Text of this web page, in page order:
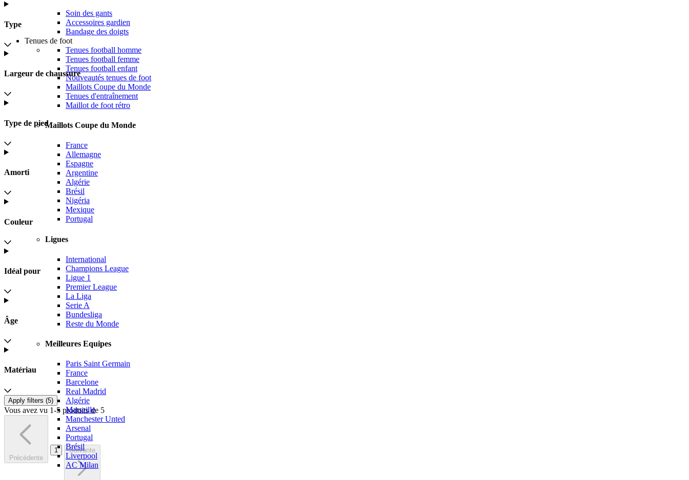
Soin des gants
Accessoires gardien
Bandage des doigts
Tenues de foot
Tenues football homme
Tenues football femme
Tenues football enfant
Nouveautés tenues de foot
Maillots Coupe du Monde
Tenues d'entraînement
Maillot de foot rétro
Maillots Coupe du Monde
France
Allemagne
Espagne
Argentine
Algérie
Brésil
Nigéria
Mexique
Portugal
Ligues
International
Champions League
Ligue 1
Premier League
La Liga
Serie A
Bundesliga
Reste du Monde
Meilleures Equipes
Paris Saint Germain
France
Barcelone
Real Madrid
Algérie
Marseille
Manchester Unted
Arsenal
Portugal
Brésil
Liverpool
AC Milan
Type
Largeur de chaussure
Type de pied
Amorti
Couleur
Idéal pour
Âge
Matériau
Apply filters (5)
Vous avez vu 1-5 produits de 5
Précédente
1 Suivante